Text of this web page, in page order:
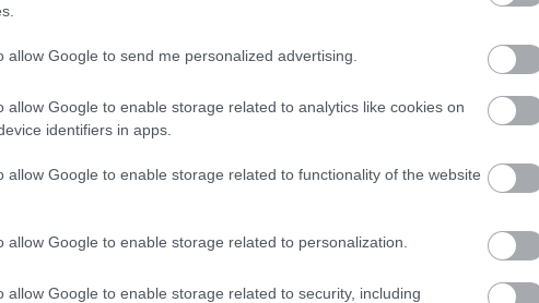
allow Google to send me personalized advertising.
allow Google to enable storage related to analytics like cookies on
identifiers in apps.
allow Google to enable storage related to functionality of the website
allow Google to enable storage related to personalization.
allow Google to enable storage related to security, including
arra, hogy készítsek neki egy előadást. Benjamin
Amerikába visszatérve egy olyan szólóval fellépni
egy kötetlen workshop-ot szerveztem Bennek több
megismerjük egymást, és hogy kiderüljön
szimpátia. Az egy hónapos műhelymunka után
az előadás létrehozásával foglalkozni. Kíváncsi
és az attól annyira eltérő amerikai
a produkció vezérvonala végül a meditáció lett.